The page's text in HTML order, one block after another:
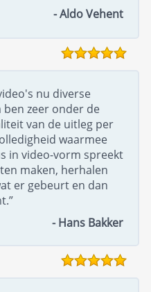
- Aldo Vehent
nu diverse
ben zeer onder de
van de uitleg per
waarmee
in video-vorm spreekt
maken, herhalen
er gebeurt en dan
- Hans Bakker